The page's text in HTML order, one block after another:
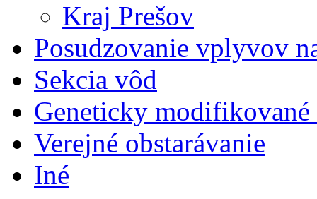
Kraj Prešov
Posudzovanie vplyvov
Sekcia vôd
Geneticky
Verejné obstarávanie
Iné